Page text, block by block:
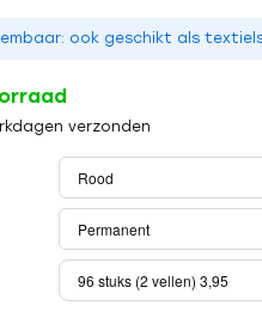
ook geschikt als
verzonden